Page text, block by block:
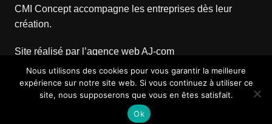
CMI Concept accompagne les entreprises dès leur
création.
Site réalisé par l’agence webAJ-com
Nous utilisons des cookies pour vous garantir la meilleure
expérience sur notre site web. Si vous continuez à utiliser ce
site, nous supposerons que vous en êtes satisfait.
Ok